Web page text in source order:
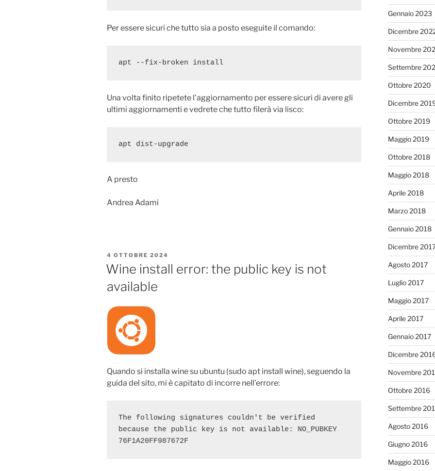
Per essere sicuri che tutto sia a posto eseguite il comando:
apt --fix-broken install
Una volta finito ripetete l’aggiornamento per essere sicuri di avere gli
ultimi aggiornamenti e vedrete che tutto filerà via lisco:
apt dist-upgrade
A presto
Andrea Adami
PUBBLICATO
4 OTTOBRE 2024
Wine install error: the public key is not
available
Quando si installa wine su ubuntu (sudo apt install wine), seguendo la
guida del sito, mi è capitato di incorre nell’errore:
The following signatures couldn't be verified
because the public key is not available: NO_PUBKEY
76F1A20FF987672F
Gennaio 2023
Dicembre
Novembre
Settembre
Ottobre 2020
Dicembre
Ottobre 2019
Maggio 2019
Ottobre 2018
Maggio 2018
Aprile 2018
Marzo 2018
Gennaio 2018
Dicembre
Agosto 2017
Luglio 2017
Maggio 2017
Aprile 2017
Gennaio 2017
Dicembre
Novembre
Ottobre 2016
Settembre
Agosto 2016
Giugno 2016
Maggio 2016